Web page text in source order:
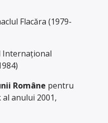
Flacăra (1979-
Internațional
Române pentru
anului 2001,